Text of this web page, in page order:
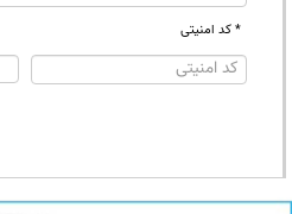
* کد امنیتی